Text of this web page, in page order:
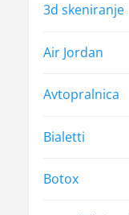
3d skeniranje
Air Jordan
Avtopralnica
Bialetti
Botox